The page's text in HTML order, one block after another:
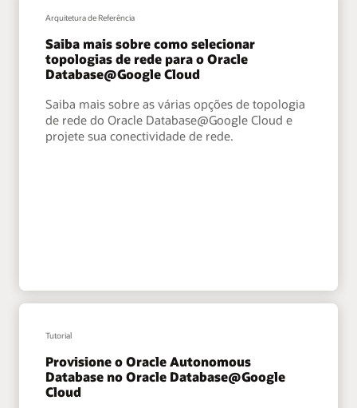
Arquitetura de Referência
Saiba mais sobre como selecionar
topologias de rede para o Oracle
Database@Google Cloud
Saiba mais sobre as várias opções de topologia
de rede do Oracle Database@Google Cloud e
projete sua conectividade de rede.
Tutorial
Provisione o Oracle Autonomous
Database no Oracle Database@Google
Cloud